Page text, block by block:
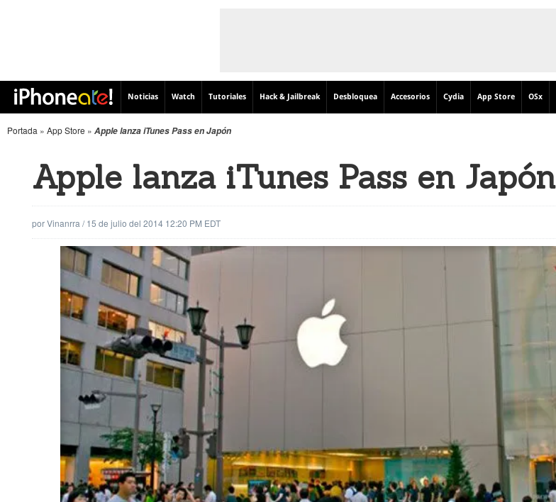
Noticias Watch Tutoriales Hack & Jailbreak Desbloquea Accesorios Cydia App Store OSx
Portada » App Store » Apple lanza iTunes Pass en Japón
Apple lanza iTunes Pass en Japón
porVinanrra /15 de julio del 2014 12:20 PM EDT